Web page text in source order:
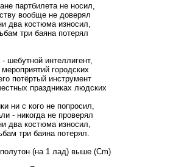
партбилета не носил,
вообще не доверял
два костюма износил,
три баяна потерял
шебутной интеллигент,
городских
потёртый инструмент
праздниках людских
ни с кого не попросил,
- никогда не проверял
два костюма износил,
три баяна потерял.
(на 1 лад) выше (Cm)